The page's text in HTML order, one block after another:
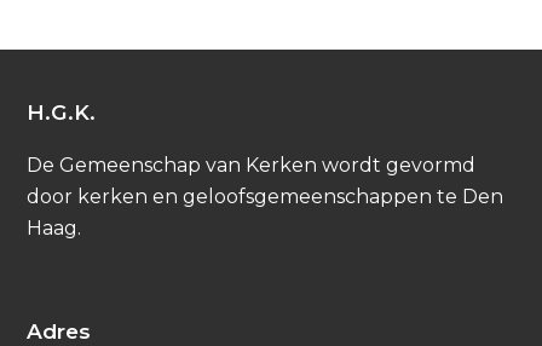
H.G.K.
De Gemeenschap van Kerken wordt gevormd
door kerken en geloofsgemeenschappen te Den
Haag.
Adres